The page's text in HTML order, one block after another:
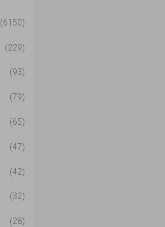
(6150)
(229)
(93)
(79)
(65)
(47)
(42)
(32)
(28)